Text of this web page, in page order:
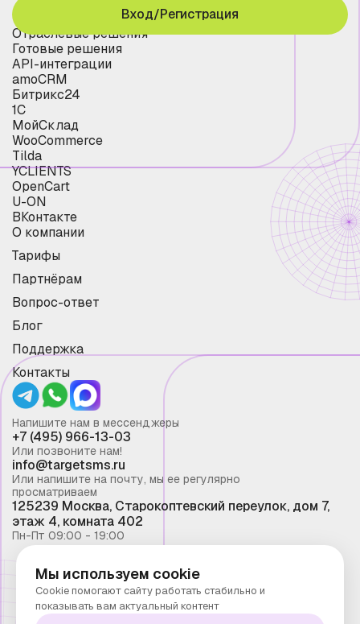
Отраслевые решения
Готовые решения
API-интеграции
amoCRM
Битрикс24
1С
МойСклад
WooCommerce
Tilda
YCLIENTS
OpenCart
U-ON
ВКонтакте
О компании
Тарифы
Партнёрам
Вопрос-ответ
Блог
Поддержка
Контакты
Вход/Регистрация
Напишите нам в мессенджеры
+7 (495) 966-13-03
Или позвоните нам!
info@targetsms.ru
Или напишите на почту, мы ее регулярно
просматриваем
125239 Москва, Старокоптевский переулок, дом 7,
этаж 4, комната 402
Пн-Пт 09:00 - 19:00
Смс рассылка 2026 ©
Запрещено копирование материалов сайта без
письменного разрешения ООО "Таргет Телеком"
Мы используем cookie
Cookie помогают сайту работать стабильно и
показывать вам актуальный контент